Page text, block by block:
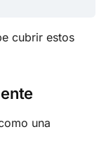
cubrir estos
una